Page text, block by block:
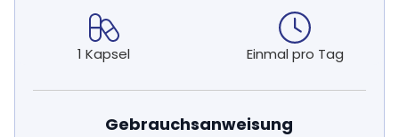
1 Kapsel Einmal pro Tag
Gebrauchsanweisung